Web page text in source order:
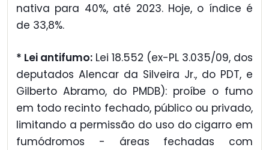
nativa para 40%, até 2023. Hoje, o índice é
de 33,8%.
* Lei antifumo: Lei 18.552 (ex-PL 3.035/09, dos
deputados Alencar da Silveira Jr., do PDT, e
Gilberto Abramo, do PMDB): proíbe o fumo
em todo recinto fechado, público ou privado,
limitando a permissão do uso do cigarro em
fumódromos - áreas fechadas com